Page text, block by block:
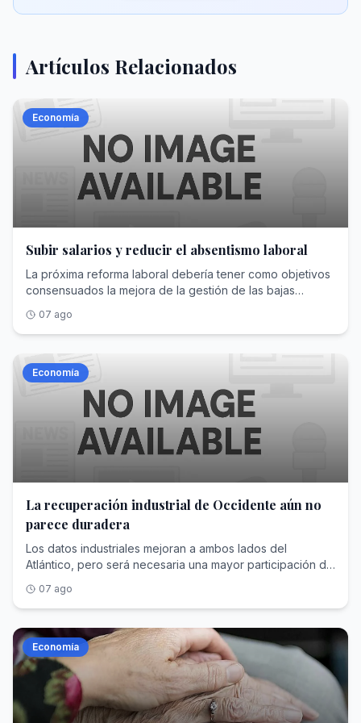
Artículos Relacionados
Economía
Subir salarios y reducir el absentismo laboral
La próxima reforma laboral debería tener como objetivos
consensuados la mejora de la gestión de las bajas
beneficios de las empresas
07 ago
Economía
La recuperación industrial de Occidente aún no
parece duradera
Los datos industriales mejoran a ambos lados del
Atlántico, pero será necesaria una mayor participación de
07 ago
Economía